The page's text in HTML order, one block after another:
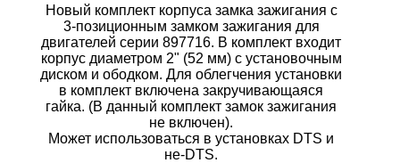
Новый комплект корпуса замка зажигания с
3-позиционным замком зажигания для
двигателей серии 897716. В комплект входит
корпус диаметром 2" (52 мм) с установочным
диском и ободком. Для облегчения установки
в комплект включена закручивающаяся
гайка. (В данный комплект замок зажигания
не включен).
Может использоваться в установках DTS и
не-DTS.